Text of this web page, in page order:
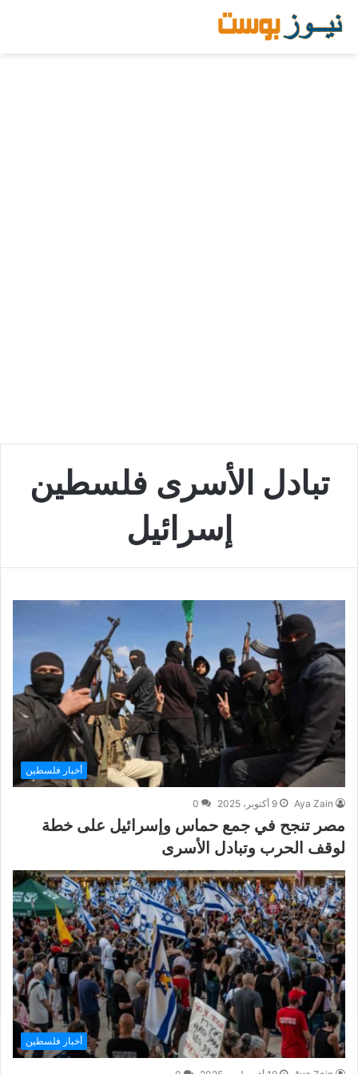
تبادل الأسرى فلسطين
إسرائيل
أخبار فلسطين
Aya Zain 9 أكتوبر، 2025 0
مصر تنجح في جمع حماس وإسرائيل على خطة
لوقف الحرب وتبادل الأسرى
أخبار فلسطين